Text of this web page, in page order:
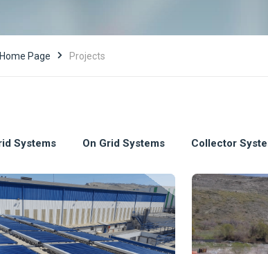
Home Page Projects
Systems On Grid Systems Collector